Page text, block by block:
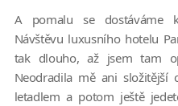
A pomalu se dostáváme
Návštěvu luxusního hotelu
tak dlouho, až jsem tam
Neodradila mě ani
letadlem a potom ještě